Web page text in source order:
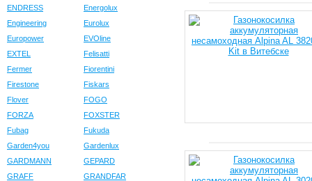
ENDRESS
Energolux
Engineering
Eurolux
Europower
EVOline
EXTEL
Felisatti
Fermer
Fiorentini
Firestone
Fiskars
Flover
FOGO
FORZA
FOXSTER
Fubag
Fukuda
Garden4you
Gardenlux
GARDMANN
GEPARD
GRAFF
GRANDFAR